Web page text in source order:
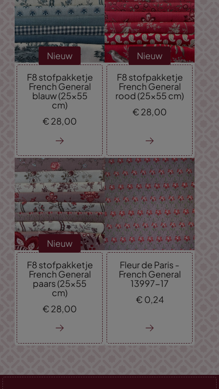
Nieuw
F8 stofpakketje
French General
blauw (25x55
cm)
€ 28,00
Nieuw
F8 stofpakketje
French General
rood (25x55 cm)
€ 28,00
Nieuw
F8 stofpakketje
French General
paars (25x55
cm)
€ 28, 00
Fleur de Paris -
French General
13997-17
€ 0, 24